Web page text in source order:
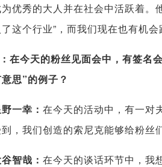
优秀的大人并在社会中活跃着。
了这个行业”，而我们现在也有机
：在今天的粉丝见面会中，有签名
思”的例子？
一幸： 在今天的活动中，有一对
，我们创造的索尼克能够给粉丝
智哉： 在今天的谈话环节中，我